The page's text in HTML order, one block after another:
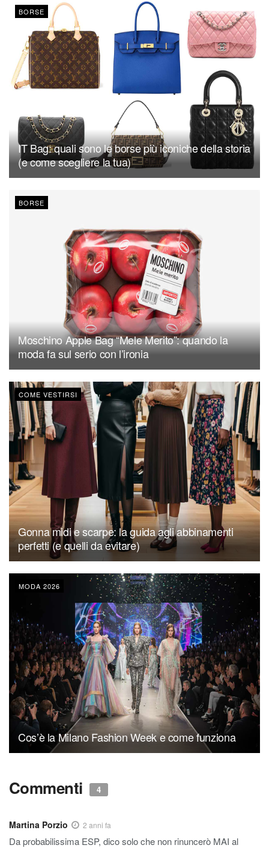
BORSE
IT Bag: quali sono le borse più iconiche della storia
(e come scegliere la tua)
BORSE
Moschino Apple Bag “Mele Merito”: quando la
moda fa sul serio con l’ironia
COME VESTIRSI
Gonna midi e scarpe: la guida agli abbinamenti
perfetti (e quelli da evitare)
MODA 2026
Cos’è la Milano Fashion Week e come funziona
Commenti 4
Martina Porzio 2 anni fa
Da probabilissima ESP, dico solo che non rinuncerò MAI al